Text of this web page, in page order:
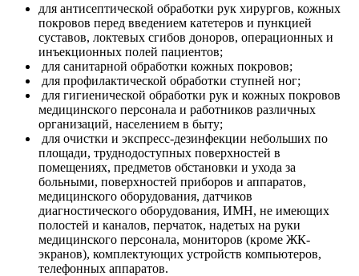
для антисептической обработки рук хирургов, кожных
покровов перед введением катетеров и пункцией
суставов, локтевых сгибов доноров, операционных и
инъекционных полей пациентов;
для санитарной обработки кожных покровов;
для профилактической обработки ступней ног;
для гигиенической обработки рук и кожных покровов
медицинского персонала и работников различных
организаций, населением в быту;
для очистки и экспресс-дезинфекции небольших по
площади, труднодоступных поверхностей в
помещениях, предметов обстановки и ухода за
больными, поверхностей приборов и аппаратов,
медицинского оборудования, датчиков
диагностического оборудования, ИМН, не имеющих
полостей и каналов, перчаток, надетых на руки
медицинского персонала, мониторов (кроме ЖК-
экранов), комплектующих устройств компьютеров,
телефонных аппаратов.